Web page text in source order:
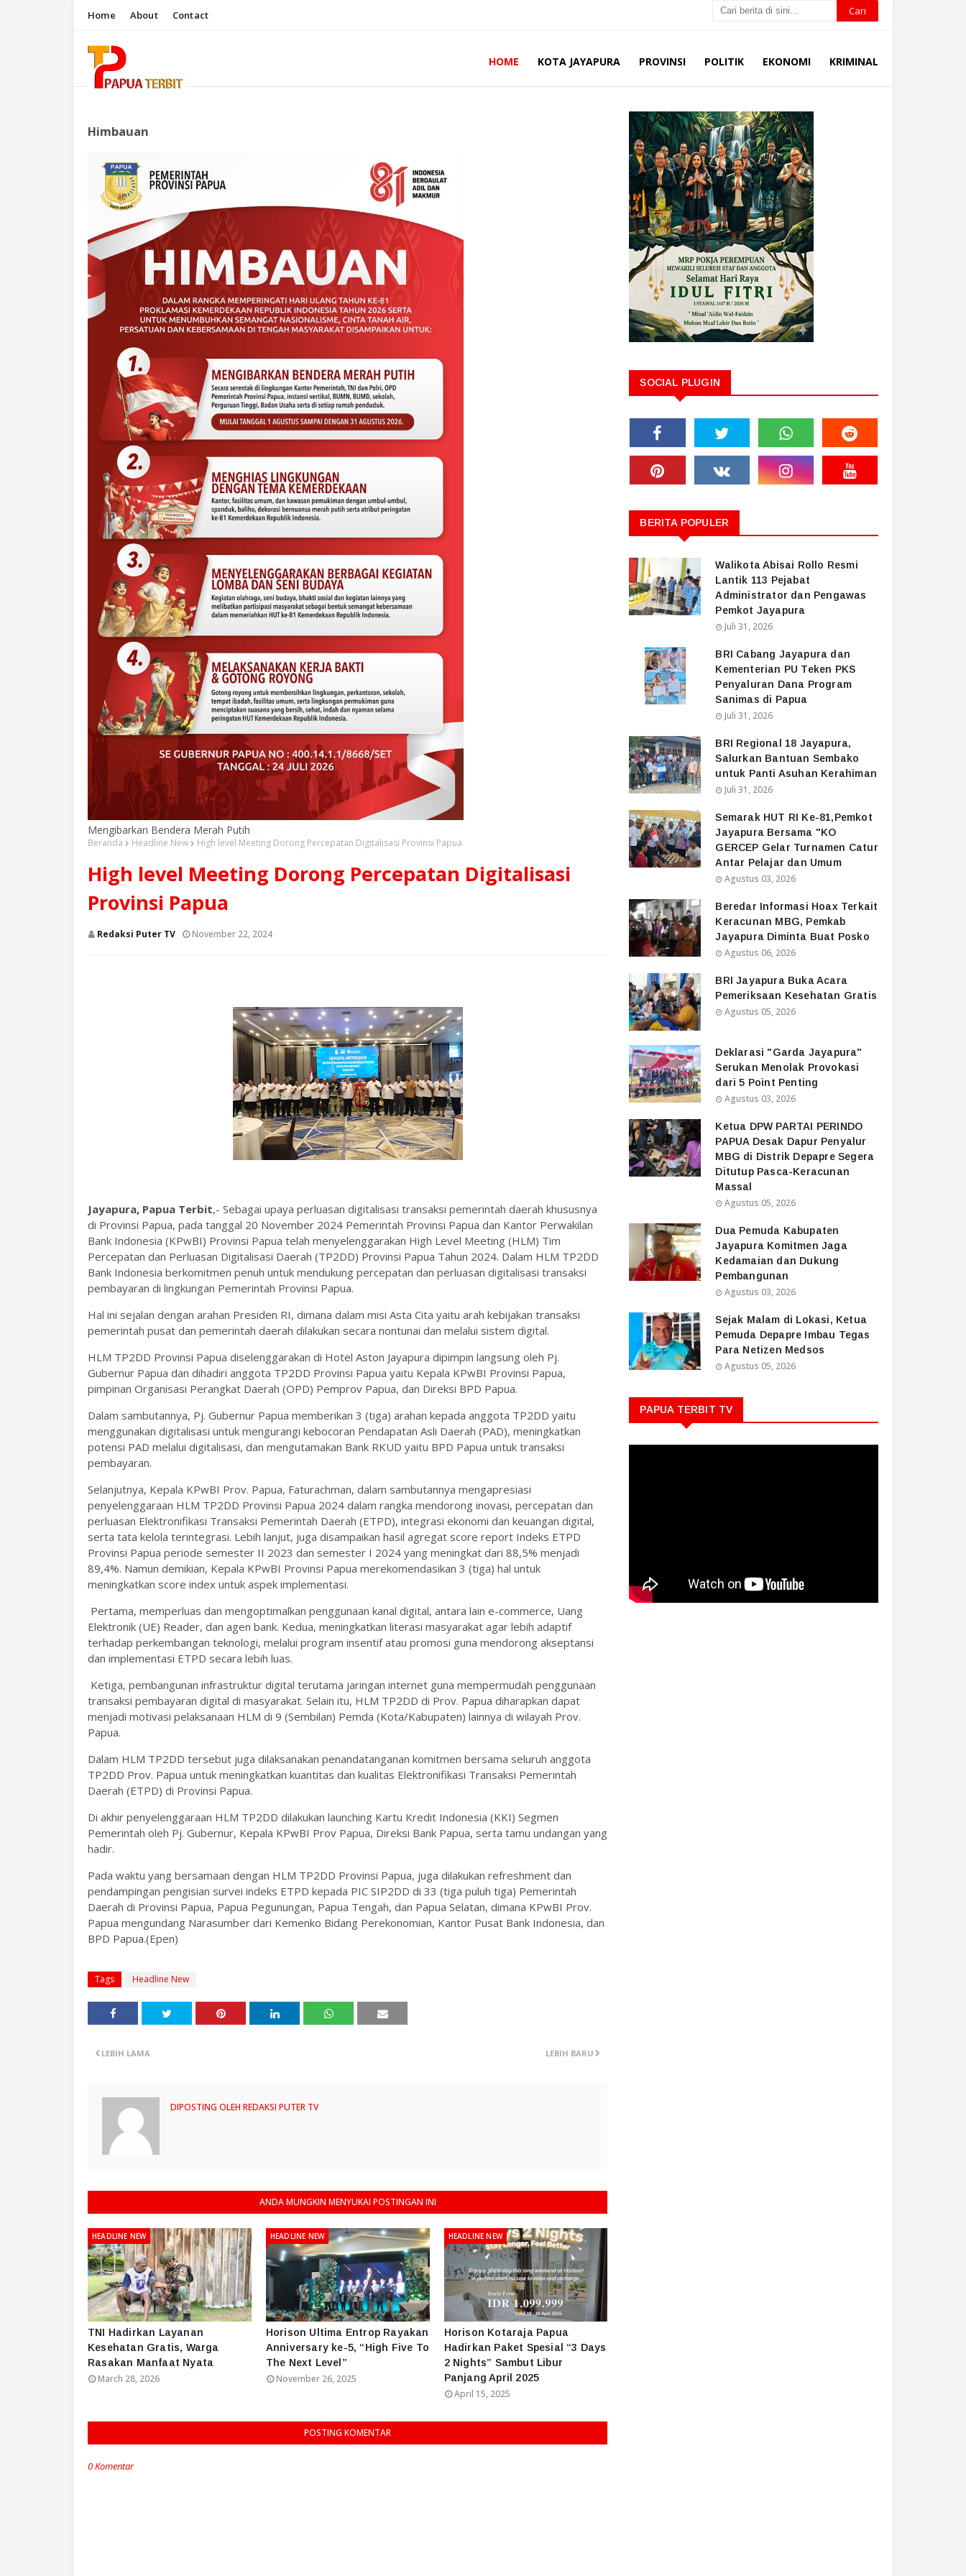
Home About Contact
HOME KOTA JAYAPURA PROVINSI POLITIK EKONOMI KRIMINAL
Himbauan
Mengibarkan Bendera Merah Putih
Beranda Headline New High level Meeting Dorong Percepatan Digitalisasi Provinsi Papua
High level Meeting Dorong Percepatan Digitalisasi
Provinsi Papua
Redaksi Puter TV November 22, 2024
Jayapura, Papua Terbit,- Sebagai upaya perluasan digitalisasi transaksi pemerintah daerah khususnya
di Provinsi Papua, pada tanggal 20 November 2024 Pemerintah Provinsi Papua dan Kantor Perwakilan
Bank Indonesia (KPwBI) Provinsi Papua telah menyelenggarakan High Level Meeting (HLM) Tim
Percepatan dan Perluasan Digitalisasi Daerah (TP2DD) Provinsi Papua Tahun 2024. Dalam HLM TP2DD
Bank Indonesia berkomitmen penuh untuk mendukung percepatan dan perluasan digitalisasi transaksi
pembayaran di lingkungan Pemerintah Provinsi Papua.
Hal ini sejalan dengan arahan Presiden RI, dimana dalam misi Asta Cita yaitu arah kebijakan transaksi
pemerintah pusat dan pemerintah daerah dilakukan secara nontunai dan melalui sistem digital.
HLM TP2DD Provinsi Papua diselenggarakan di Hotel Aston Jayapura dipimpin langsung oleh Pj.
Gubernur Papua dan dihadiri anggota TP2DD Provinsi Papua yaitu Kepala KPwBI Provinsi Papua,
pimpinan Organisasi Perangkat Daerah (OPD) Pemprov Papua, dan Direksi BPD Papua.
Dalam sambutannya, Pj. Gubernur Papua memberikan 3 (tiga) arahan kepada anggota TP2DD yaitu
menggunakan digitalisasi untuk mengurangi kebocoran Pendapatan Asli Daerah (PAD), meningkatkan
potensi PAD melalui digitalisasi, dan mengutamakan Bank RKUD yaitu BPD Papua untuk transaksi
pembayaran.
Selanjutnya, Kepala KPwBI Prov. Papua, Faturachman, dalam sambutannya mengapresiasi
penyelenggaraan HLM TP2DD Provinsi Papua 2024 dalam rangka mendorong inovasi, percepatan dan
perluasan Elektronifikasi Transaksi Pemerintah Daerah (ETPD), integrasi ekonomi dan keuangan digital,
serta tata kelola terintegrasi. Lebih lanjut, juga disampaikan hasil agregat score report Indeks ETPD
Provinsi Papua periode semester II 2023 dan semester I 2024 yang meningkat dari 88,5% menjadi
89,4%. Namun demikian, Kepala KPwBI Provinsi Papua merekomendasikan 3 (tiga) hal untuk
meningkatkan score index untuk aspek implementasi.
Pertama, memperluas dan mengoptimalkan penggunaan kanal digital, antara lain e-commerce, Uang
Elektronik (UE) Reader, dan agen bank. Kedua, meningkatkan literasi masyarakat agar lebih adaptif
terhadap perkembangan teknologi, melalui program insentif atau promosi guna mendorong akseptansi
dan implementasi ETPD secara lebih luas.
Ketiga, pembangunan infrastruktur digital terutama jaringan internet guna mempermudah penggunaan
transaksi pembayaran digital di masyarakat. Selain itu, HLM TP2DD di Prov. Papua diharapkan dapat
menjadi motivasi pelaksanaan HLM di 9 (Sembilan) Pemda (Kota/Kabupaten) lainnya di wilayah Prov.
Papua.
Dalam HLM TP2DD tersebut juga dilaksanakan penandatanganan komitmen bersama seluruh anggota
TP2DD Prov. Papua untuk meningkatkan kuantitas dan kualitas Elektronifikasi Transaksi Pemerintah
Daerah (ETPD) di Provinsi Papua.
Di akhir penyelenggaraan HLM TP2DD dilakukan launching Kartu Kredit Indonesia (KKI) Segmen
Pemerintah oleh Pj. Gubernur, Kepala KPwBI Prov Papua, Direksi Bank Papua, serta tamu undangan yang
hadir.
Pada waktu yang bersamaan dengan HLM TP2DD Provinsi Papua, juga dilakukan refreshment dan
pendampingan pengisian survei indeks ETPD kepada PIC SIP2DD di 33 (tiga puluh tiga) Pemerintah
Daerah di Provinsi Papua, Papua Pegunungan, Papua Tengah, dan Papua Selatan, dimana KPwBI Prov.
Papua mengundang Narasumber dari Kemenko Bidang Perekonomian, Kantor Pusat Bank Indonesia, dan
BPD Papua.(Epen)
Tags Headline New
LEBIH BARU
LEBIH LAMA
DIPOSTING OLEH REDAKSI PUTER TV
ANDA MUNGKIN MENYUKAI POSTINGAN INI
HEADLINE NEW
TNI Hadirkan Layanan
Kesehatan Gratis, Warga
Rasakan Manfaat Nyata
March 28, 2026
HEADLINE NEW
Horison Ultima Entrop Rayakan
Anniversary ke-5, “High Five To
The Next Level”
November 26, 2025
HEADLINE NEW
Horison Kotaraja Papua
Hadirkan Paket Spesial “3 Days
2 Nights” Sambut Libur
Panjang April 2025
April 15, 2025
POSTING KOMENTAR
0 Komentar
SOCIAL PLUGIN
BERITA POPULER
Walikota Abisai Rollo Resmi
Lantik 113 Pejabat
Administrator dan Pengawas
Pemkot Jayapura
Juli 31, 2026
BRI Cabang Jayapura dan
Kementerian PU Teken PKS
Penyaluran Dana Program
Sanimas di Papua
Juli 31, 2026
BRI Regional 18 Jayapura,
Salurkan Bantuan Sembako
untuk Panti Asuhan Kerahiman
Juli 31, 2026
Semarak HUT RI Ke-81,Pemkot
Jayapura Bersama "KO
GERCEP Gelar Turnamen Catur
Antar Pelajar dan Umum
Agustus 03, 2026
Beredar Informasi Hoax Terkait
Keracunan MBG, Pemkab
Jayapura Diminta Buat Posko
Agustus 06, 2026
BRI Jayapura Buka Acara
Pemeriksaan Kesehatan Gratis
Agustus 05, 2026
Deklarasi "Garda Jayapura"
Serukan Menolak Provokasi
dari 5 Point Penting
Agustus 03, 2026
Ketua DPW PARTAI PERINDO
PAPUA Desak Dapur Penyalur
MBG di Distrik Depapre Segera
Ditutup Pasca-Keracunan
Massal
Agustus 05, 2026
Dua Pemuda Kabupaten
Jayapura Komitmen Jaga
Kedamaian dan Dukung
Pembangunan
Agustus 03, 2026
Sejak Malam di Lokasi, Ketua
Pemuda Depapre Imbau Tegas
Para Netizen Medsos
Agustus 05, 2026
PAPUA TERBIT TV